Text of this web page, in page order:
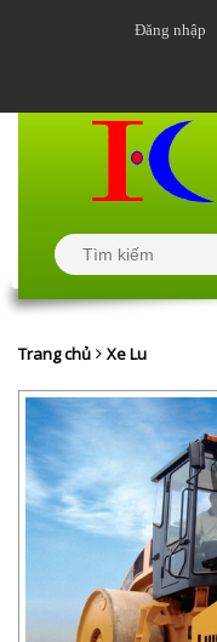
Đăng nhập
Trang chủ Xe Lu